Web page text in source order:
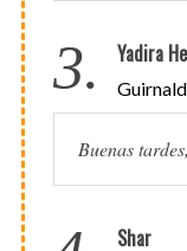
3. Yadira
Buenas
Shar